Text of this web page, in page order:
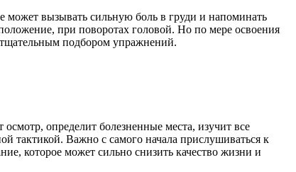
может вызывать сильную боль в груди и напоминать
при поворотах головой. Но по мере освоения
тщательным подбором упражнений.
определит болезненные места, изучит все
тактикой. Важно с самого начала прислушиваться к
которое может сильно снизить качество жизни и